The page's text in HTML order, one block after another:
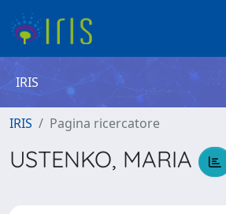
IRIS
IRIS Pagina ricercatore
USTENKO, MARIA